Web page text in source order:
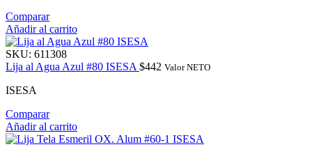
Comparar
Añadir al carrito
SKU: 611308
Lija al Agua Azul #80 ISESA $442 Valor NETO
ISESA
Comparar
Añadir al carrito